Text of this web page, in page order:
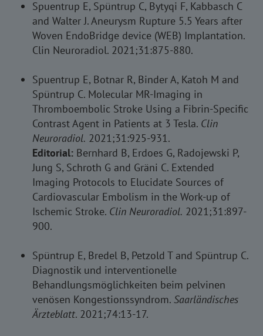
Spuentrup E, Spüntrup C, Bytyqi F, Kabbasch C
and Walter J. Aneurysm Rupture 5.5 Years after
Woven EndoBridge device (WEB) Implantation.
Clin Neuroradiol. 2021;31:875-880.
Spuentrup E, Botnar R, Binder A, Katoh M and
Spüntrup C. Molecular MR-Imaging in
Thromboembolic Stroke Using a Fibrin-Specific
Contrast Agent in Patients at 3 Tesla. Clin
Neuroradiol. 2021;31:925-931.
Editorial: Bernhard B, Erdoes G, Radojewski P,
Jung S, Schroth G and Gräni C. Extended
Imaging Protocols to Elucidate Sources of
Cardiovascular Embolism in the Work-up of
Ischemic Stroke. Clin Neuroradiol. 2021;31:897-
900.
Spüntrup E, Bredel B, Petzold T and Spüntrup C.
Diagnostik und interventionelle
Behandlungsmöglichkeiten beim pelvinen
venösen Kongestionssyndrom. Saarländisches
Ärzteblatt. 2021;74:13-17.